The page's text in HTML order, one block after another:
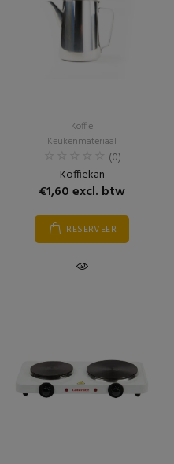
Koffie
Keukenmateriaal
(0)
Koffiekan
€1,60 excl. btw
RESERVEER